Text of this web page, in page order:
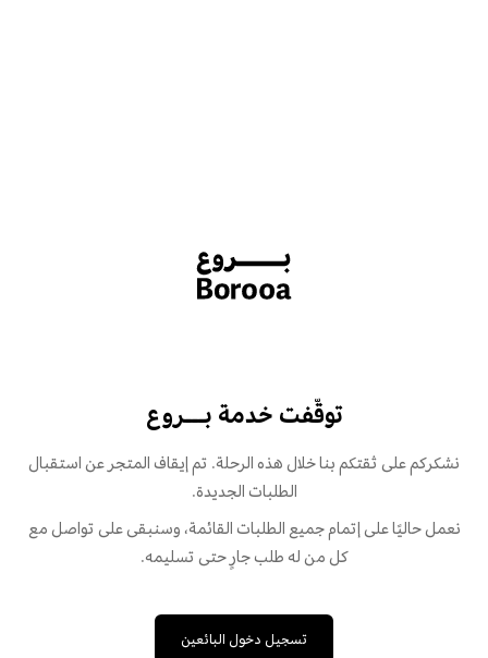
توقّفت خدمة بـــروع
نشكركم على ثقتكم بنا خلال هذه الرحلة. تم إيقاف المتجر عن استقبال
الطلبات الجديدة.
نعمل حاليًا على إتمام جميع الطلبات القائمة، وسنبقى على تواصل مع
كل من له طلب جارٍ حتى تسليمه.
تسجيل دخول البائعين